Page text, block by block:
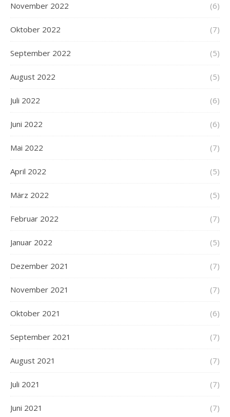
November 2022 (6)
Oktober 2022 (7)
September 2022 (5)
August 2022 (5)
Juli 2022 (6)
Juni 2022 (6)
Mai 2022 (7)
April 2022 (5)
März 2022 (5)
Februar 2022 (7)
Januar 2022 (5)
Dezember 2021 (7)
November 2021 (7)
Oktober 2021 (6)
September 2021 (7)
August 2021 (7)
Juli 2021 (7)
Juni 2021 (7)